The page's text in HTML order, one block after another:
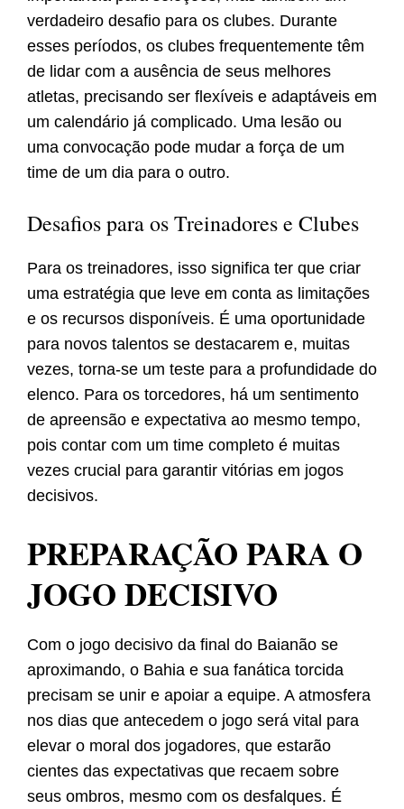
verdadeiro desafio para os clubes. Durante
esses períodos, os clubes frequentemente têm
de lidar com a ausência de seus melhores
atletas, precisando ser flexíveis e adaptáveis em
um calendário já complicado. Uma lesão ou
uma convocação pode mudar a força de um
time de um dia para o outro.
Desafios para os Treinadores e Clubes
Para os treinadores, isso significa ter que criar
uma estratégia que leve em conta as limitações
e os recursos disponíveis. É uma oportunidade
para novos talentos se destacarem e, muitas
vezes, torna-se um teste para a profundidade do
elenco. Para os torcedores, há um sentimento
de apreensão e expectativa ao mesmo tempo,
pois contar com um time completo é muitas
vezes crucial para garantir vitórias em jogos
decisivos.
PREPARAÇÃO PARA O
JOGO DECISIVO
Com o jogo decisivo da final do Baianão se
aproximando, o Bahia e sua fanática torcida
precisam se unir e apoiar a equipe. A atmosfera
nos dias que antecedem o jogo será vital para
elevar o moral dos jogadores, que estarão
cientes das expectativas que recaem sobre
seus ombros, mesmo com os desfalques. É